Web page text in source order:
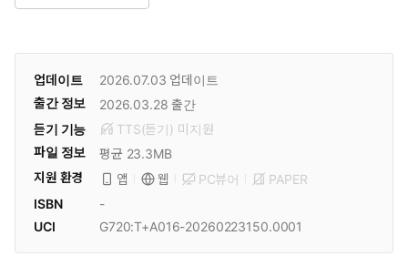
업데이트 2026.07.03 업데이트
출간 정보
2026.03.28 출간
듣기 기능
TTS(듣기) 미 지원
파일 정보
평균 23.3MB
지원 환경
앱 웹 PC뷰어
PAPER
ISBN
-
UCI
G720:T+A016-20260223150.0001